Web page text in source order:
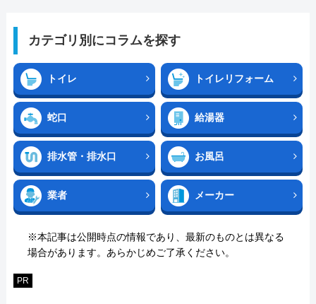
カテゴリ別にコラムを探す
トイレ トイレリフォーム
蛇口 給湯器
排水管・排水口 お風呂
業者 メーカー
※本記事は公開時点の情報であり、最新のものとは異なる
場合があります。あらかじめご了承ください。
PR